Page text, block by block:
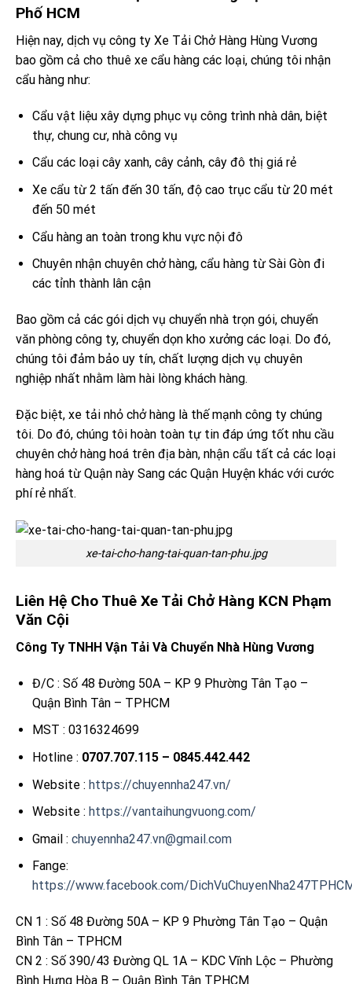
Phố HCM
Hiện nay, dịch vụ công ty Xe Tải Chở Hàng Hùng Vương
bao gồm cả cho thuê xe cẩu hàng các loại, chúng tôi nhận
cẩu hàng như:
Cẩu vật liệu xây dựng phục vụ công trình nhà dân, biệt
thự, chung cư, nhà công vụ
Cẩu các loại cây xanh, cây cảnh, cây đô thị giá rẻ
Xe cẩu từ 2 tấn đến 30 tấn, độ cao trục cẩu từ 20 mét
đến 50 mét
Cẩu hàng an toàn trong khu vực nội đô
Chuyên nhận chuyên chở hàng, cẩu hàng từ Sài Gòn đi
các tỉnh thành lân cận
Bao gồm cả các gói dịch vụ chuyển nhà trọn gói, chuyển
văn phòng công ty, chuyển dọn kho xưởng các loại. Do đó,
chúng tôi đảm bảo uy tín, chất lượng dịch vụ chuyên
nghiệp nhất nhằm làm hài lòng khách hàng.
Đặc biệt, xe tải nhỏ chở hàng là thế mạnh công ty chúng
tôi. Do đó, chúng tôi hoàn toàn tự tin đáp ứng tốt nhu cầu
chuyên chở hàng hoá trên địa bàn, nhận cẩu tất cả các loại
hàng hoá từ Quận này Sang các Quận Huyện khác với cước
phí rẻ nhất.
xe-tai-cho-hang-tai-quan-tan-phu.jpg
Liên Hệ Cho Thuê Xe Tải Chở Hàng KCN Phạm
Văn Cội
Công Ty TNHH Vận Tải Và Chuyển Nhà Hùng Vương
Đ/C : Số 48 Đường 50A – KP 9 Phường Tân Tạo –
Quận Bình Tân – TPHCM
MST : 0316324699
Hotline : 0707.707.115 – 0845.442.442
Website : https://chuyennha247.vn/
Website : https://vantaihungvuong.com/
Gmail : chuyennha247.vn@gmail.com
Fange:
https://www.facebook.com/
CN 1 : Số 48 Đường 50A – KP 9 Phường Tân Tạo – Quận
Bình Tân – TPHCM
CN 2 : Số 390/43 Đường QL 1A – KDC Vĩnh Lộc – Phường
Bình Hưng Hòa B – Quận Bình Tân TPHCM